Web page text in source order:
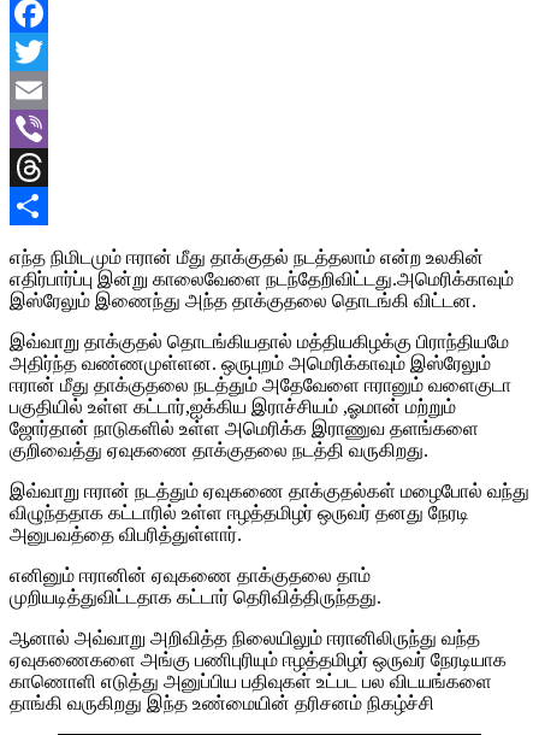
WhatsApp
Facebook
Twitter
Email
Viber
Threads
Share
எந்த நிமிடமும் ஈரான் மீது தாக்குதல் நடத்தலாம் என்ற உலகின்
எதிர்பார்ப்பு இன்று காலைவேளை நடந்தேறிவிட்டது.அமெரிக்காவும்
இஸ்ரேலும் இணைந்து அந்த தாக்குதலை தொடங்கி விட்டன.
இவ்வாறு தாக்குதல் தொடங்கியதால் மத்தியகிழக்கு பிராந்தியமே
அதிர்ந்த வண்ணமுள்ளன. ஒருபுறம் அமெரிக்காவும் இஸ்ரேலும்
ஈரான் மீது தாக்குதலை நடத்தும் அதேவேளை ஈரானும் வளைகுடா
பகுதியில் உள்ள கட்டார்,ஐக்கிய இராச்சியம் ,ஓமான் மற்றும்
ஜோர்தான் நாடுகளில் உள்ள அமெரிக்க இராணுவ தளங்களை
குறிவைத்து ஏவுகணை தாக்குதலை நடத்தி வருகிறது.
இவ்வாறு ஈரான் நடத்தும் ஏவுகணை தாக்குதல்கள் மழைபோல் வந்து
விழுந்ததாக கட்டாரில் உள்ள ஈழத்தமிழர் ஒருவர் தனது நேரடி
அனுபவத்தை விபரித்துள்ளார்.
எனினும் ஈரானின் ஏவுகணை தாக்குதலை தாம்
முறியடித்துவிட்டதாக கட்டார் தெரிவித்திருந்தது.
ஆனால் அவ்வாறு அறிவித்த நிலையிலும் ஈரானிலிருந்து வந்த
ஏவுகணைகளை அங்கு பணிபுரியும் ஈழத்தமிழர் ஒருவர் நேரடியாக
காணொளி எடுத்து அனுப்பிய பதிவுகள் உட்பட பல விடயங்களை
தாங்கி வருகிறது இந்த உண்மையின் தரிசனம் நிகழ்ச்சி